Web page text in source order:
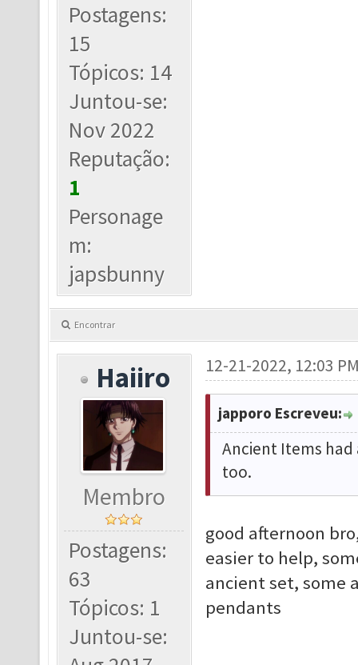
Postagens:
15
Tópicos: 14
Juntou-se:
Nov 2022
Reputação:
1
Personage
m:
japsbunny
Encontrar
Haiiro
Membro
Postagens:
63
Tópicos: 1
Juntou-se:
12-21-2022, 12:03
japporo Escreveu:
Ancient Items
too.
good afternoon
easier to help,
ancient set, some
pendants